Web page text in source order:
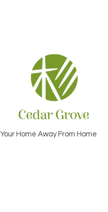
Your Home Away From Home